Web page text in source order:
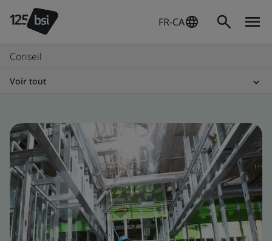
FR-CA
Conseil
Voir tout